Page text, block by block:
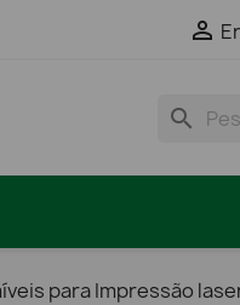

search
para Impressão